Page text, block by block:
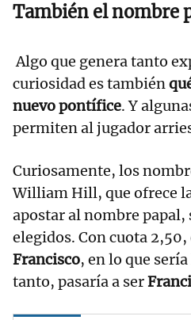
También el nombre
Algo que genera tanto
curiosidad es también
nuevo pontífice. Y
permiten al jugador
Curiosamente, los
William Hill, que ofrece
apostar al nombre
elegidos. Con cuota
Francisco, en lo que
tanto, pasaría a ser